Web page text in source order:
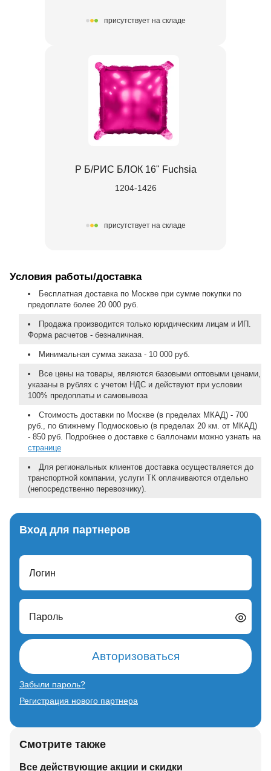
присутствует на складе
Р Б/РИС БЛОК 16" Fuchsia
1204-1426
присутствует на складе
Условия работы/доставка
Бесплатная доставка по Москве при сумме покупки по
предоплате более 20 000 руб.
Продажа производится только юридическим лицам и ИП.
Форма расчетов - безналичная.
Минимальная сумма заказа - 10 000 руб.
Все цены на товары, являются базовыми оптовыми ценами,
указаны в рублях с учетом НДС и действуют при условии
100% предоплаты и самовывоза
Стоимость доставки по Москве (в пределах МКАД) - 700
руб., по ближнему Подмосковью (в пределах 20 км. от МКАД)
- 850 руб. Подробнее о доставке с баллонами можно узнать на
странице
Для региональных клиентов доставка осуществляется до
транспортной компании, услуги ТК оплачиваются отдельно
(непосредственно перевозчику).
Вход для партнеров
Логин
Пароль
Авторизоваться
Забыли пароль?
Регистрация нового партнера
Смотрите также
Все действующие акции и скидки